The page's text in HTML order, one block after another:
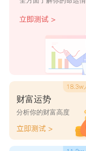
想要跟对方成为
喜欢藕断丝连，
在一起就是恋人
太多的关系。而
们一旦分手后，
式，不会留余地
成为朋友的。
星座乐原创文章
财富运势
分析你的财富高度